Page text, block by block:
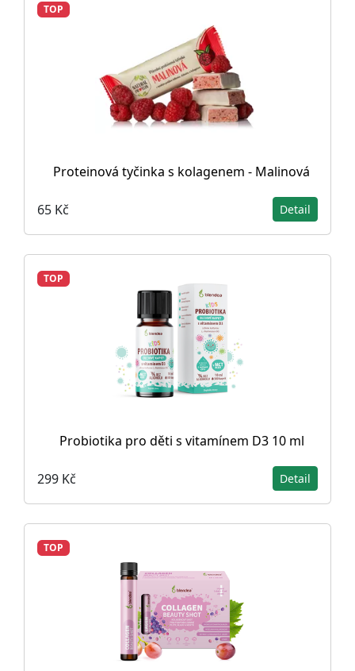
TOP
Proteinová tyčinka s kolagenem - Malinová
65 Kč Detail
TOP
Probiotika pro děti s vitamínem D3 10 ml
299 Kč Detail
TOP